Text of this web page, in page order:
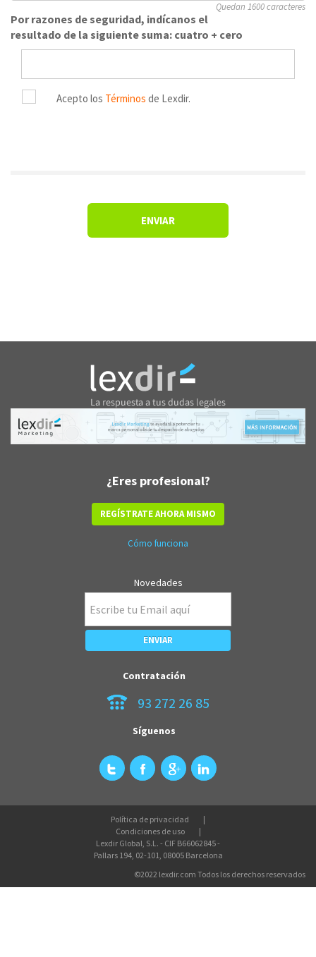
Quedan 1600 caracteres
Por razones de seguridad, indícanos el
resultado de la siguiente suma: cuatro + cero
Acepto los Términos de Lexdir.
¿Eres profesional?
REGÍSTRATE AHORA MISMO
Cómo funciona
Novedades
Contratación
93 272 26 85
Síguenos
Política de privacidad
Condiciones de uso
Lexdir Global, S.L. - CIF B66062845 -
Pallars 194, 02-101, 08005 Barcelona
©2022 lexdir.com Todos los derechos reservados